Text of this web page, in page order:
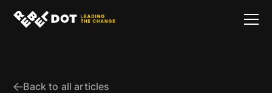
Back to all articles